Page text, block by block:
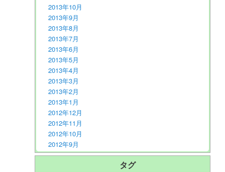
2013年10月
2013年9月
2013年8月
2013年7月
2013年6月
2013年5月
2013年4月
2013年3月
2013年2月
2013年1月
2012年12月
2012年11月
2012年10月
2012年9月
タグ